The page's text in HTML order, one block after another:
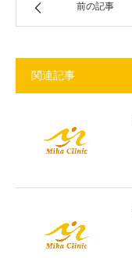
前の記事
関連記事